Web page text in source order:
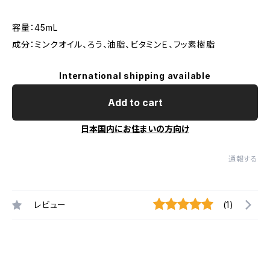
容量：45mL
成分：ミンクオイル、ろう、油脂、ビタミンＥ、フッ素樹脂
International shipping available
Add to cart
日本国内にお住まいの方向け
通報する
レビュー (1)